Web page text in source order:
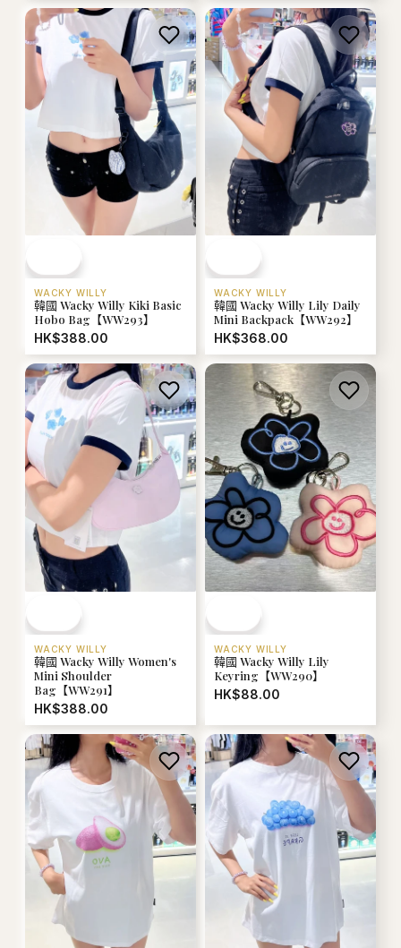
WACKY WILLY
韓國 Wacky Willy Kiki Basic
Hobo Bag【WW293】
HK$388.00
WACKY WILLY
韓國 Wacky Willy Lily Daily
Mini Backpack【WW292】
HK$368.00
WACKY WILLY
韓國 Wacky Willy Women's
Mini Shoulder
Bag【WW291】
HK$388.00
WACKY WILLY
韓國 Wacky Willy Lily
Keyring【WW290】
HK$88.00